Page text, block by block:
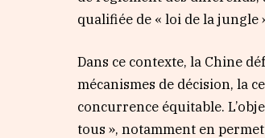
qualifiée de « loi de la jungle
Dans ce contexte, la Chine
mécanismes de décision, la
concurrence équitable.
tous », notamment en